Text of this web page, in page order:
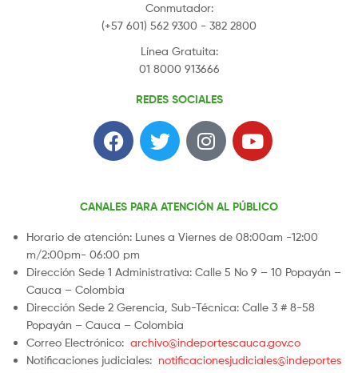
Conmutador:
(+57 601) 562 9300 - 382 2800
Línea Gratuita:
01 8000 913666
REDES SOCIALES
CANALES PARA ATENCIÓN AL PÚBLICO
Horario de atención: Lunes a Viernes de 08:00am -12:00
m/2:00pm- 06:00 pm
Dirección Sede 1 Administrativa: Calle 5 No 9 – 10 Popayán –
Cauca – Colombia
Dirección Sede 2 Gerencia, Sub-Técnica: Calle 3 # 8-58
Popayán – Cauca – Colombia
Correo Electrónico: archivo@indeportescauca.gov.co
Notificaciones judiciales: notificacionesjudiciales@indeportes